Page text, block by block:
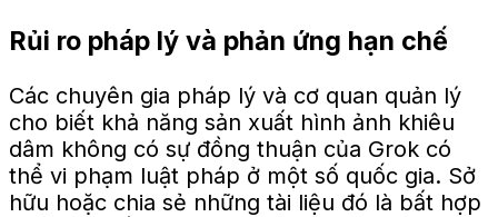
Rủi ro pháp lý và phản ứng hạn chế
Các chuyên gia pháp lý và cơ quan quản lý
cho biết khả năng sản xuất hình ảnh khiêu
dâm không có sự đồng thuận của Grok có
thể vi phạm luật pháp ở một số quốc gia. Sở
hữu hoặc chia sẻ những tài liệu đó là bất hợp